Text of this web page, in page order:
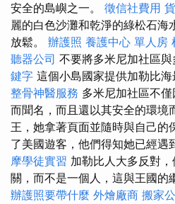
安全的島嶼之一。 徵信社費用
麗的白色沙灘和乾淨的綠松石海
放鬆。 辦護照 養護中心 單人房
聽器公司 不要將多米尼加社區
鍵字 這個小島國家提供加勒比海
整骨神醫服務 多米尼加社區不
而聞名，而且還以其安全的環境
王，她拿著頁面並隨時與自己的
了美國遊客，他們得知她已經遇
摩學徒實習 加勒比人大多反對
關，而不是一個人，這與王國的
辦護照要帶什麼 外燴廠商 搬家